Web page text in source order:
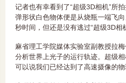
记者也有幸看到了“超级3D相机”所
弹形状白色物体便是从烧瓶一端飞
秒时间，但还是没有逃过“超级3D相
麻省理工学院媒体实验室副教授拉
分析世界上光子的运行轨迹。超级
可以说我们已经达到了高速摄像的物